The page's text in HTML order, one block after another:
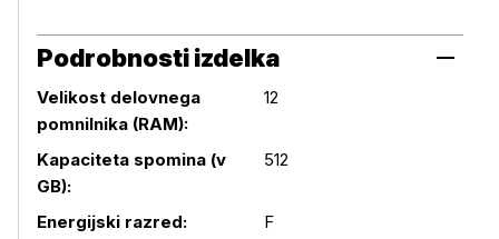
Podrobnosti izdelka
Podrobnosti izdelka
Velikost delovnega
pomnilnika (RAM):
12
Kapaciteta spomina (v
GB):
512
Energijski razred: F